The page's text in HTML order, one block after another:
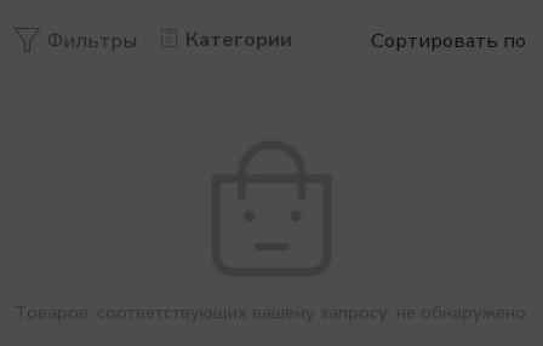
Фильтры Категории Сортировать по
Товаров, соответствующих вашему запросу, не обнаружено.